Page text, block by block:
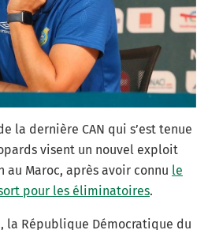
la dernière CAN qui s’est tenue
visent un nouvel exploit
Maroc, après avoir connu le
pour les éliminatoires.
la République Démocratique du